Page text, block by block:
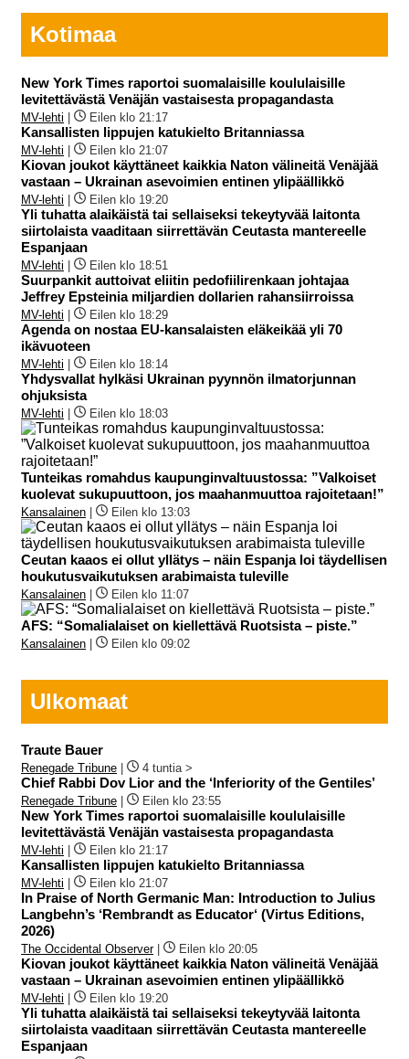
Kotimaa
New York Times raportoi suomalaisille koululaisille
levitettävästä Venäjän vastaisesta propagandasta
MV-lehti Eilen klo 21:17
Kansallisten lippujen katukielto Britanniassa
MV-lehti Eilen klo 21:07
Kiovan joukot käyttäneet kaikkia Naton välineitä Venäjää
vastaan – Ukrainan asevoimien entinen ylipäällikkö
MV-lehti Eilen klo 19:20
Yli tuhatta alaikäistä tai sellaiseksi tekeytyvää laitonta
siirtolaista vaaditaan siirrettävän Ceutasta mantereelle
Espanjaan
MV-lehti Eilen klo 18:51
Suurpankit auttoivat eliitin pedofiilirenkaan johtajaa
Jeffrey Epsteinia miljardien dollarien rahansiirroissa
MV-lehti Eilen klo 18:29
Agenda on nostaa EU-kansalaisten eläkeikää yli 70
ikävuoteen
MV-lehti Eilen klo 18:14
Yhdysvallat hylkäsi Ukrainan pyynnön ilmatorjunnan
ohjuksista
MV-lehti Eilen klo 18:03
Tunteikas romahdus kaupunginvaltuustossa: ”Valkoiset
kuolevat sukupuuttoon, jos maahanmuuttoa rajoitetaan!”
Kansalainen Eilen klo 13:03
Ceutan kaaos ei ollut yllätys – näin Espanja loi täydellisen
houkutusvaikutuksen arabimaista tuleville
Kansalainen Eilen klo 11:07
AFS: “Somalialaiset on kiellettävä Ruotsista – piste.”
Kansalainen Eilen klo 09:02
Ulkomaat
Traute Bauer
Renegade Tribune 4 tuntia >
Chief Rabbi Dov Lior and the ‘Inferiority of the Gentiles’
Renegade Tribune Eilen klo 23:55
New York Times raportoi suomalaisille koululaisille
levitettävästä Venäjän vastaisesta propagandasta
MV-lehti Eilen klo 21:17
Kansallisten lippujen katukielto Britanniassa
MV-lehti Eilen klo 21:07
In Praise of North Germanic Man: Introduction to Julius
Langbehn’s ‘Rembrandt as Educator‘ (Virtus Editions,
2026)
The Occidental Observer| Eilen klo 20:05
Kiovan joukot käyttäneet kaikkia Naton välineitä Venäjää
vastaan – Ukrainan asevoimien entinen ylipäällikkö
MV-lehti Eilen klo 19:20
Yli tuhatta alaikäistä tai sellaiseksi tekeytyvää laitonta
siirtolaista vaaditaan siirrettävän Ceutasta mantereelle
Espanjaan